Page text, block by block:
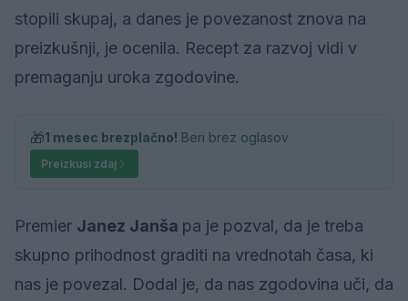
stopili skupaj, a danes je povezanost znova na
preizkušnji, je ocenila. Recept za razvoj vidi v
premaganju uroka zgodovine.
🎁1 mesec brezplačno! Beri brez oglasov
Preizkusi zdaj
Premier Janez Janša pa je pozval, da je treba
skupno prihodnost graditi na vrednotah časa, ki
nas je povezal. Dodal je, da nas zgodovina uči, da